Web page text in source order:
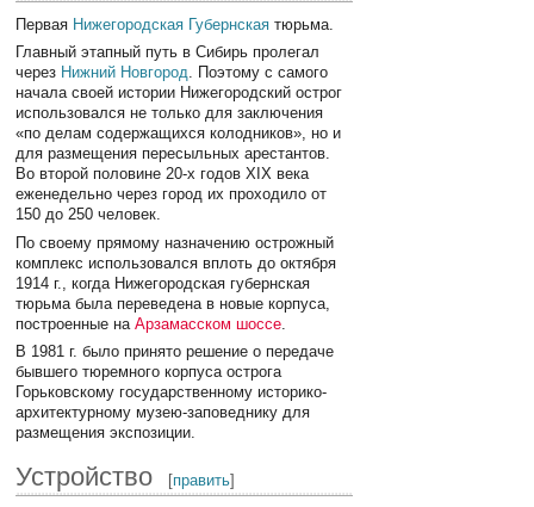
Первая Нижегородская Губернская тюрьма.
Главный этапный путь в Сибирь пролегал
через Нижний Новгород. Поэтому с самого
начала своей истории Нижегородский острог
использовался не только для заключения
«по делам содержащихся колодников», но и
для размещения пересыльных арестантов.
Во второй половине 20-х годов XIX века
еженедельно через город их проходило от
150 до 250 человек.
По своему прямому назначению острожный
комплекс использовался вплоть до октября
1914 г., когда Нижегородская губернская
тюрьма была переведена в новые корпуса,
построенные наАрзамасском шоссе
В 1981 г. было принято решение о передаче
бывшего тюремного корпуса острога
Горьковскому государственному историко-
архитектурному музею-заповеднику для
размещения экспозиции.
Устройство [править]